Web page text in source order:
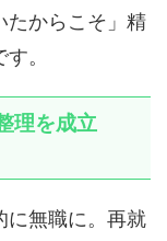
たからこそ」精
。
理を成立
に無職に。再就